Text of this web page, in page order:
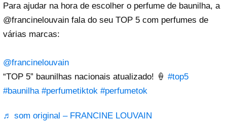
Para ajudar na hora de escolher o perfume de baunilha, a
@francinelouvain fala do seu TOP 5 com perfumes de
várias marcas:
@francinelouvain
“TOP 5” baunilhas nacionais atualizado! 🍦 #top5
#baunilha #perfumetiktok #perfumetok
♬ som original – FRANCINE LOUVAIN